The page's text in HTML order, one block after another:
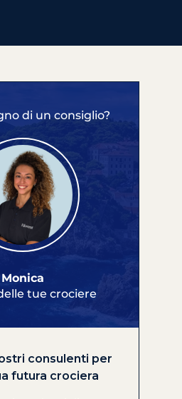
di un consiglio?
Monica
tue crociere
consulenti per
futura crociera